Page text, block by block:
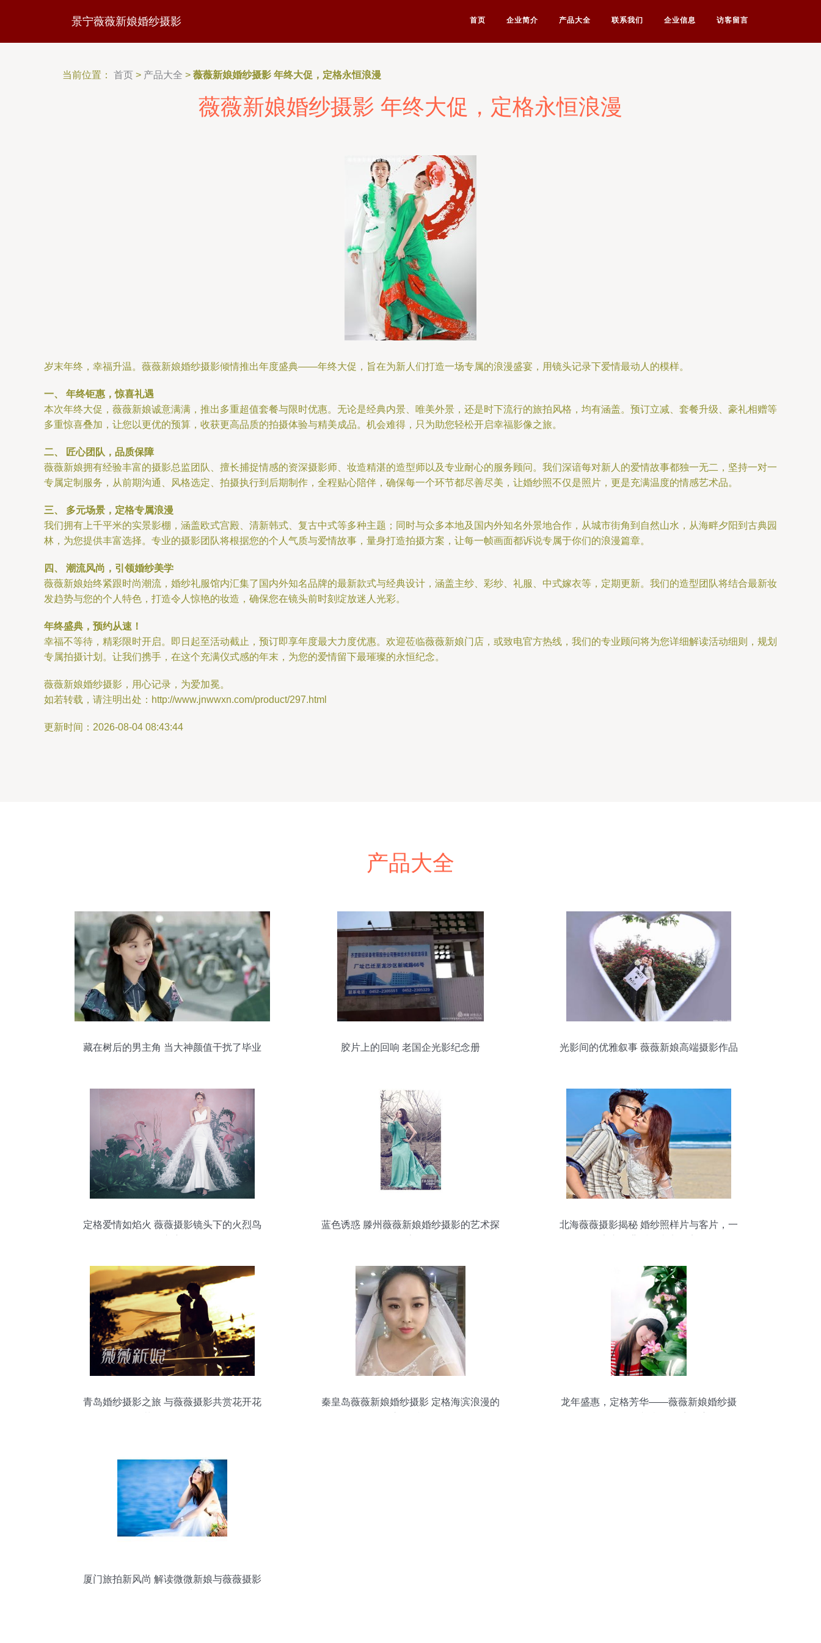
景宁薇薇新娘婚纱摄影 首页 企业简介 产品大全 联系我们 企业信息 访客留言
当前位置： 首页 > 产品大全 > 薇薇新娘婚纱摄影 年终大促，定格永恒浪漫
薇薇新娘婚纱摄影 年终大促，定格永恒浪漫
岁末年终，幸福升温。薇薇新娘婚纱摄影倾情推出年度盛典——年终大促，旨在为新人们打造一场专属的浪漫盛宴，用镜头记录下爱情最动人的模样。
一、 年终钜惠，惊喜礼遇
本次年终大促，薇薇新娘诚意满满，推出多重超值套餐与限时优惠。无论是经典内景、唯美外景，还是时下流行的旅拍风格，均有涵盖。预订立减、套餐升级、豪礼相赠等
多重惊喜叠加，让您以更优的预算，收获更高品质的拍摄体验与精美成品。机会难得，只为助您轻松开启幸福影像之旅。
二、 匠心团队，品质保障
薇薇新娘拥有经验丰富的摄影总监团队、擅长捕捉情感的资深摄影师、妆造精湛的造型师以及专业耐心的服务顾问。我们深谙每对新人的爱情故事都独一无二，坚持一对一
专属定制服务，从前期沟通、风格选定、拍摄执行到后期制作，全程贴心陪伴，确保每一个环节都尽善尽美，让婚纱照不仅是照片，更是充满温度的情感艺术品。
三、 多元场景，定格专属浪漫
我们拥有上千平米的实景影棚，涵盖欧式宫殿、清新韩式、复古中式等多种主题；同时与众多本地及国内外知名外景地合作，从城市街角到自然山水，从海畔夕阳到古典园
林，为您提供丰富选择。专业的摄影团队将根据您的个人气质与爱情故事，量身打造拍摄方案，让每一帧画面都诉说专属于你们的浪漫篇章。
四、 潮流风尚，引领婚纱美学
薇薇新娘始终紧跟时尚潮流，婚纱礼服馆内汇集了国内外知名品牌的最新款式与经典设计，涵盖主纱、彩纱、礼服、中式嫁衣等，定期更新。我们的造型团队将结合最新妆
发趋势与您的个人特色，打造令人惊艳的妆造，确保您在镜头前时刻绽放迷人光彩。
年终盛典，预约从速！
幸福不等待，精彩限时开启。即日起至活动截止，预订即享年度最大力度优惠。欢迎莅临薇薇新娘门店，或致电官方热线，我们的专业顾问将为您详细解读活动细则，规划
专属拍摄计划。让我们携手，在这个充满仪式感的年末，为您的爱情留下最璀璨的永恒纪念。
薇薇新娘婚纱摄影，用心记录，为爱加冕。
如若转载，请注明出处：http://www.jnwwxn.com/product/297.html
更新时间：2026-08-04 08:43:44
产品大全
藏在树后的男主角 当大神颜值干扰了毕业
胶片上的回响 老国企光影纪念册
光影间的优雅叙事 薇薇新娘高端摄影作品
定格爱情如焰火 薇薇摄影镜头下的火烈鸟
蓝色诱惑 滕州薇薇新娘婚纱摄影的艺术探
北海薇薇摄影揭秘 婚纱照样片与客片，一
青岛婚纱摄影之旅 与薇薇摄影共赏花开花
秦皇岛薇薇新娘婚纱摄影 定格海滨浪漫的
龙年盛惠，定格芳华——薇薇新娘婚纱摄
厦门旅拍新风尚 解读微微新娘与薇薇摄影